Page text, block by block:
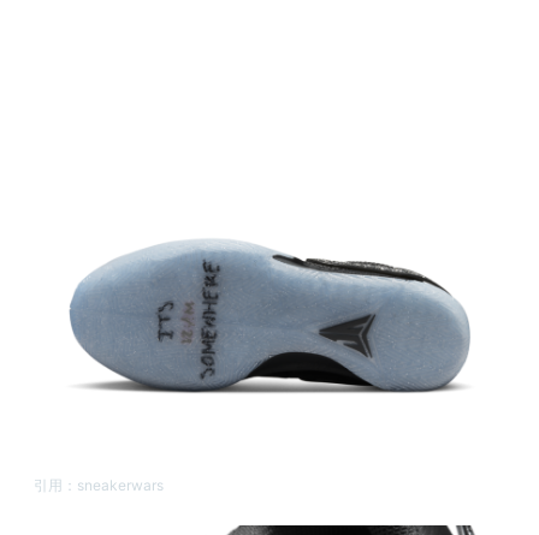
引用： sneakerwars